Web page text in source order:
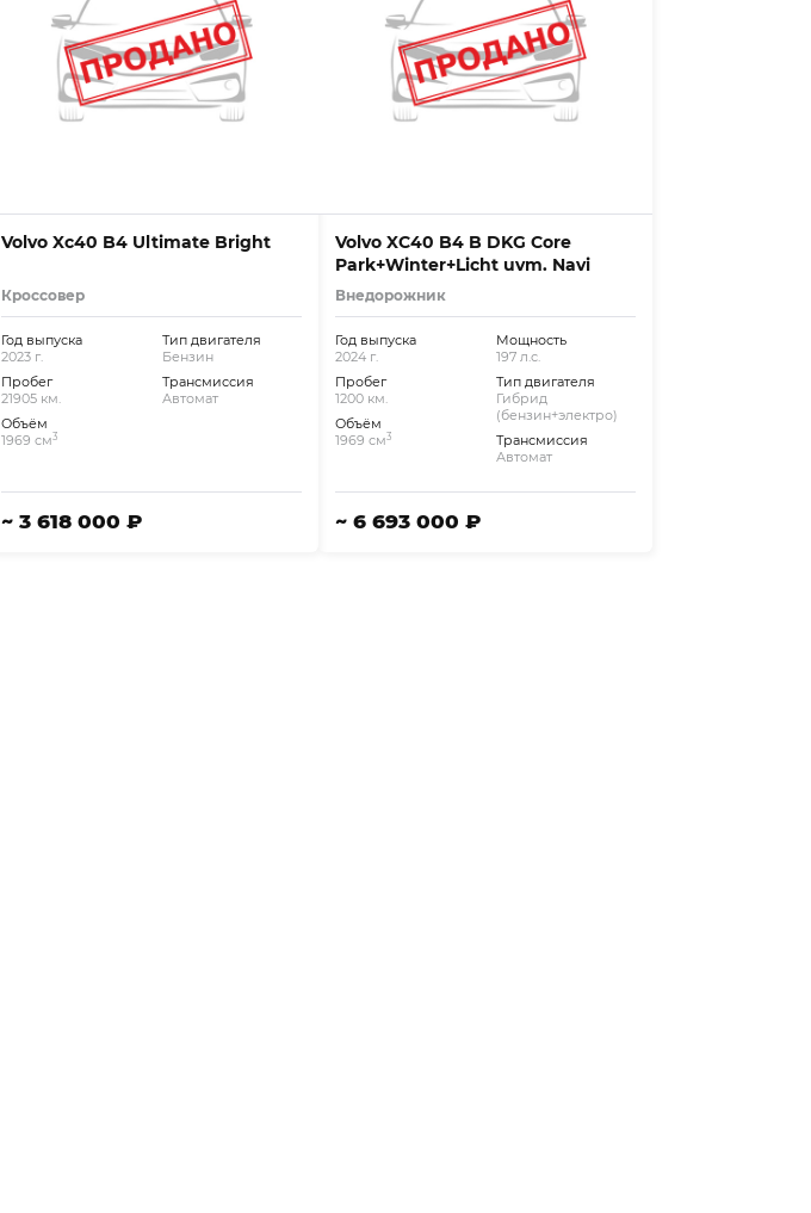
Volvo Xc40 B4 Ultimate Bright
Кроссовер
Год выпуска
2023 г.
Пробег
21905 км.
Объём
1969 см3
Тип двигателя
Бензин
Трансмиссия
Автомат
~ 3 618 000 ₽
Volvo XC40 B4 B DKG Core
Park+Winter+Licht uvm. Navi
Внедорожник
Год выпуска
2024 г.
Пробег
1200 км.
Объём
1969 см3
Мощность
197 л.с.
Тип двигателя
Гибрид
(бензин+электро)
Трансмиссия
Автомат
~ 6 693 000 ₽